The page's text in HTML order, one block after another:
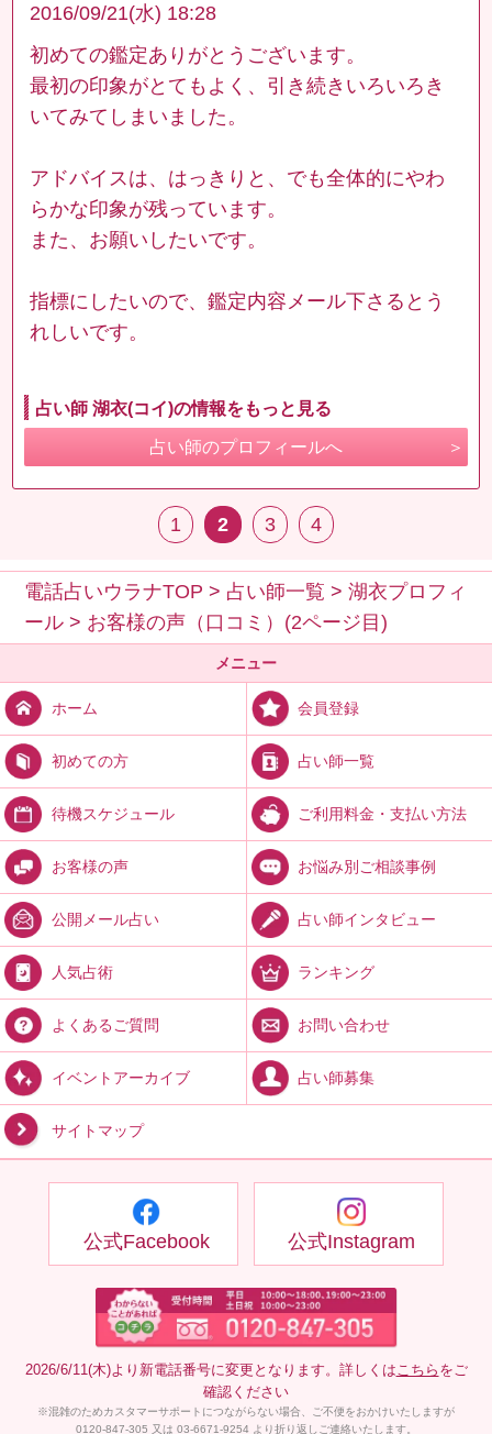
2016/09/21(水) 18:28
初めての鑑定ありがとうございます。
最初の印象がとてもよく、引き続きいろいろき
いてみてしまいました。
アドバイスは、はっきりと、でも全体的にやわ
らかな印象が残っています。
また、お願いしたいです。
指標にしたいので、鑑定内容メール下さるとう
れしいです。
占い師 湖衣(コイ)の情報をもっと見る
占い師のプロフィールへ
1 2 3 4
電話占いウラナTOP > 占い師一覧 >湖衣プロフィ
ール > お客様の声（口コミ）(2ページ目)
メニュー
ホーム 会員登録
初めての方 占い師一覧
待機スケジュール ご利用料金・支払い方法
お客様の声 お悩み別ご相談事例
公開メール占い 占い師インタビュー
人気占術 ランキング
よくあるご質問 お問い合わせ
イベントアーカイブ 占い師募集
サイトマップ
公式Facebook 公式Instagram
2026/6/11(木)より新電話番号に変更となります。詳しくは こちら をご
確認ください
※混雑のためカスタマーサポートにつながらない場合、ご不便をおかけいたしますが
0120-847-305 又は 03-6671-9254 より折り返しご連絡いたします。